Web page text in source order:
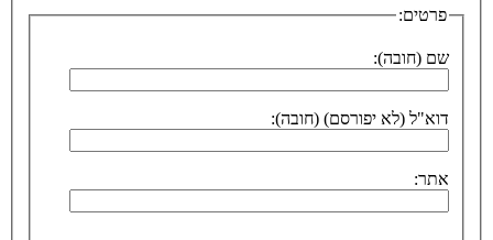
פרטים:
שם (חובה):
דוא"ל (לא יפורסם) (חובה):
אתר: